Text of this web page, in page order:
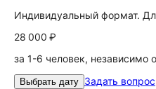
Индивидуальный формат.
28 000 ₽
за 1-6 человек, независимо
Выбрать дату Задать вопрос